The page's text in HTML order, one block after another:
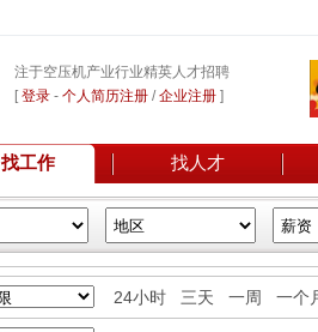
注于空压机产业行业精英人才招聘
[登录 - 个人简历注册 /企业注册 ]
找工作 找人才
24小时 三天 一周 一个